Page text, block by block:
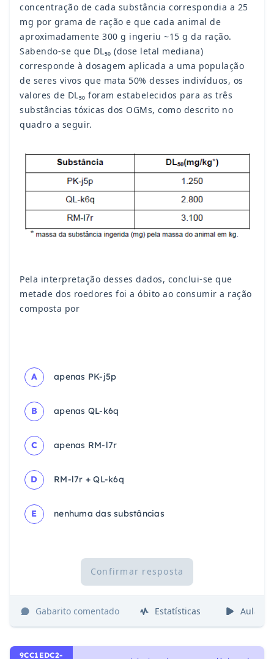
concentração de cada substância correspondia a 25
mg por grama de ração e que cada animal de
aproximadamente 300 g ingeriu ~15 g da ração.
Sabendo-se que DL₅₀ (dose letal mediana)
corresponde à dosagem aplicada a uma população
de seres vivos que mata 50% desses indivíduos, os
valores de DL₅₀ foram estabelecidos para as três
substâncias tóxicas dos OGMs, como descrito no
quadro a seguir.
Pela interpretação desses dados, conclui-se que
metade dos roedores foi a óbito ao consumir a ração
composta por
A apenas PK-j5p
B apenas QL-k6q
C apenas RM-l7r
D RM-l7r + QL-k6q
E nenhuma das substâncias
Confirmar resposta
Gabarito comentado Estatísticas Aulas
9CC1EDC2-